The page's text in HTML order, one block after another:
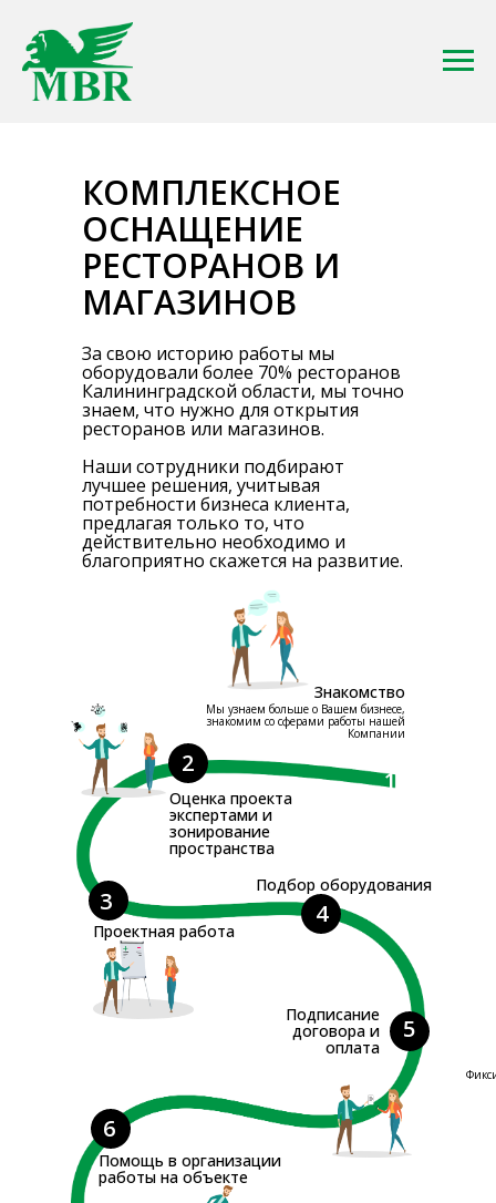
КОМПЛЕКСНОЕ
ОСНАЩЕНИЕ
РЕСТОРАНОВ И
МАГАЗИНОВ
За свою историю работы мы
оборудовали более 70% ресторанов
Калининградской области, мы точно
знаем, что нужно для открытия
ресторанов или магазинов.
Наши сотрудники подбирают
лучшее решения, учитывая
потребности бизнеса клиента,
предлагая только то, что
действительно необходимо и
благоприятно скажется на развитие.
Знакомство
1
Мы узнаем больше о Вашем бизнесе,
знакомим со сферами работы нашей
Компании
Оценка проекта
экспертами и
зонирование
пространства
Проектная работа
2
Подписание
договора и
оплата
Подбор оборудования
Помощь в организации
работы на объекте
3 4
5
6